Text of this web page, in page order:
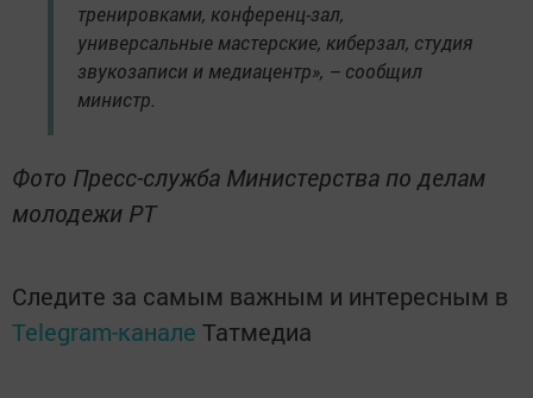
тренировками, конференц-зал,
универсальные мастерские, киберзал, студия
звукозаписи и медиацентр», – сообщил
министр.
Фото Пресс-служба Министерства по делам
молодежи РТ
Следите за самым важным и интересным в
Telegram-канале Татмедиа